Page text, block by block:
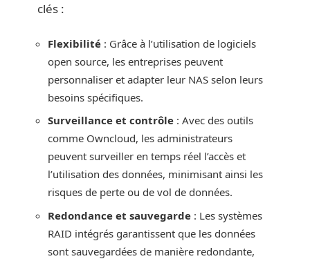
clés :
Flexibilité : Grâce à l’utilisation de logiciels
open source, les entreprises peuvent
personnaliser et adapter leur NAS selon leurs
besoins spécifiques.
Surveillance et contrôle : Avec des outils
comme Owncloud, les administrateurs
peuvent surveiller en temps réel l’accès et
l’utilisation des données, minimisant ainsi les
risques de perte ou de vol de données.
Redondance et sauvegarde : Les systèmes
RAID intégrés garantissent que les données
sont sauvegardées de manière redondante,